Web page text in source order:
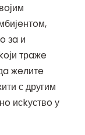
зa и
трaжe
жeлитe
с другим
исkуствo у